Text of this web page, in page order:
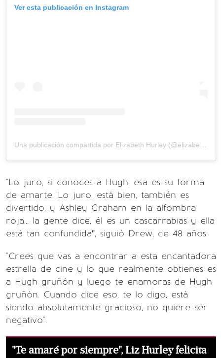
Ver esta publicación en Instagram
"Lo juro, si conoces a Hugh, esa es su forma
de amarte. Lo juro, está bien, también es
divertido, y Ashley Graham en la alfombra
roja... la gente dice, él es un cascarrabias y ella
está tan confundida”, siguió Drew, de 48 años.
"Crees que vas a encontrar a esta encantadora
estrella de cine y lo que realmente obtienes es
a Hugh gruñón y luego te enamoras de Hugh
gruñón. Cuando dice eso, te lo digo, está
siendo absolutamente gracioso, no quiere ser
negativo".
"Te amaré por siempre", Liz Hurley felicita